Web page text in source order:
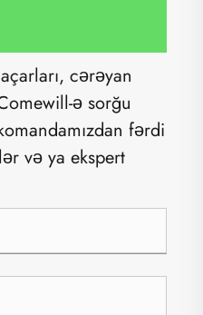
cərəyan
ə sorğu
fərdi
və ya ekspert